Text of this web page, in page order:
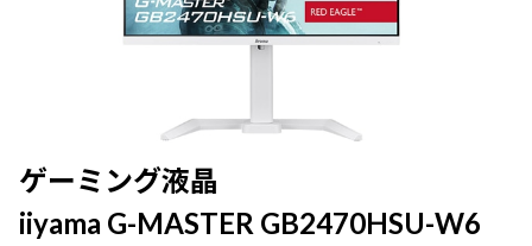
ゲーミング液晶
iiyama G-MASTER GB2470HSU-W6